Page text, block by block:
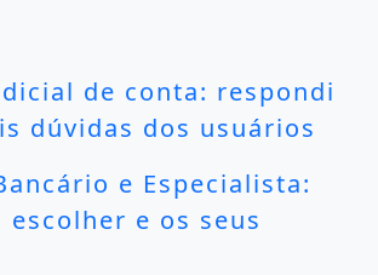
de conta: respondi
dúvidas dos usuários
e Especialista:
escolher e os seus